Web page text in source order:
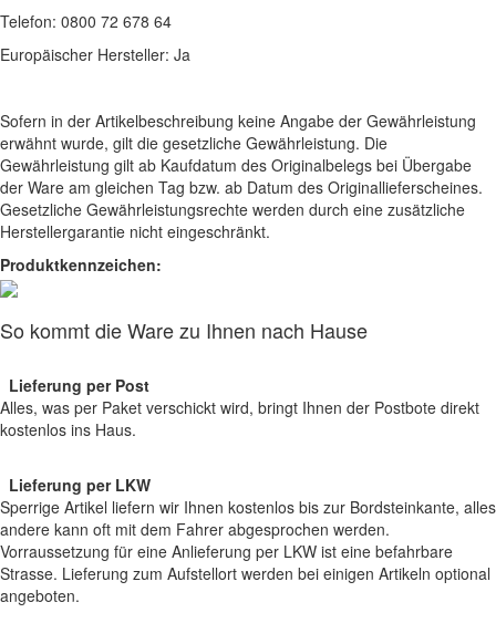
Telefon: 0800 72 678 64
Europäischer Hersteller: Ja
Sofern in der Artikelbeschreibung keine Angabe der Gewährleistung
erwähnt wurde, gilt die gesetzliche Gewährleistung. Die
Gewährleistung gilt ab Kaufdatum des Originalbelegs bei Übergabe
der Ware am gleichen Tag bzw. ab Datum des Originallieferscheines.
Gesetzliche Gewährleistungsrechte werden durch eine zusätzliche
Herstellergarantie nicht eingeschränkt.
Produktkennzeichen:
So kommt die Ware zu Ihnen nach Hause
Lieferung per Post
Alles, was per Paket verschickt wird, bringt Ihnen der Postbote direkt
kostenlos ins Haus.
Lieferung per LKW
Sperrige Artikel liefern wir Ihnen kostenlos bis zur Bordsteinkante, alles
andere kann oft mit dem Fahrer abgesprochen werden.
Vorraussetzung für eine Anlieferung per LKW ist eine befahrbare
Strasse. Lieferung zum Aufstellort werden bei einigen Artikeln optional
angeboten.